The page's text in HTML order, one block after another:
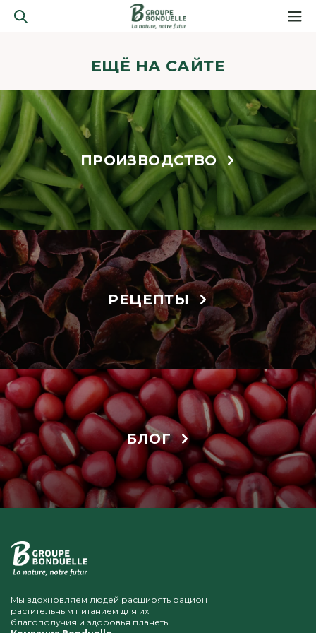
ЕЩЁ НА САЙТЕ
ПРОИЗВОДСТВО
РЕЦЕПТЫ
БЛОГ
Мы вдохновляем людей расширять рацион
растительным питанием для их
благополучия и здоровья планеты